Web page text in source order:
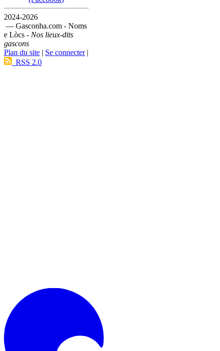
2024-2026
— Gasconha.com - Noms
e Lòcs - Nos lieux-dits
gascons
Plan du site | Se connecter|
RSS 2.0